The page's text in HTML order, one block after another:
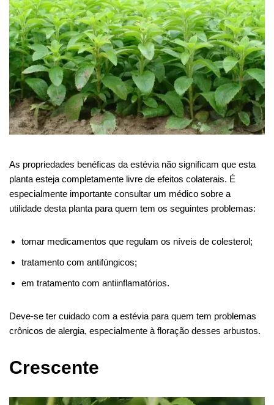
As propriedades benéficas da estévia não significam que esta
planta esteja completamente livre de efeitos colaterais. É
especialmente importante consultar um médico sobre a
utilidade desta planta para quem tem os seguintes problemas:
tomar medicamentos que regulam os níveis de colesterol;
tratamento com antifúngicos;
em tratamento com antiinflamatórios.
Deve-se ter cuidado com a estévia para quem tem problemas
crônicos de alergia, especialmente à floração desses arbustos.
Crescente